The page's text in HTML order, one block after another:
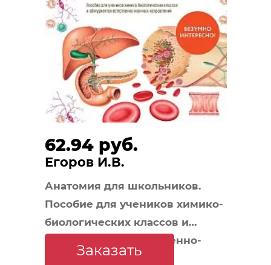
62.94 руб.
Егоров И.В.
Анатомия для школьников.
Пособие для учеников химико-
биологических классов и
абитуриентов естественно-
научных направлений
Заказать